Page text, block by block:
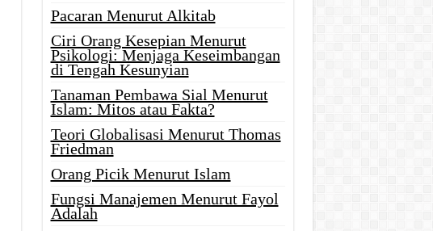
Pacaran Menurut Alkitab
Ciri Orang Kesepian Menurut
Psikologi: Menjaga Keseimbangan
di Tengah Kesunyian
Tanaman Pembawa Sial Menurut
Islam: Mitos atau Fakta?
Teori Globalisasi Menurut Thomas
Friedman
Orang Picik Menurut Islam
Fungsi Manajemen Menurut Fayol
Adalah